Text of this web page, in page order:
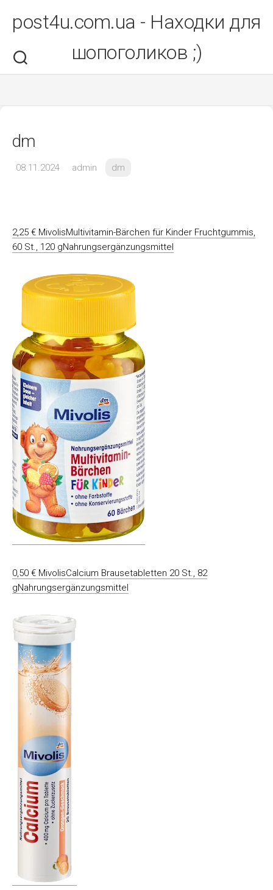
вмістуpost4u.com.ua - Находки для
шопоголиков ;)
dm
08.11.2024 admin dm
2,25 € MivolisMultivitamin-Bärchen für Kinder Fruchtgummis,
60 St., 120 gNahrungsergänzungsmittel
0,50 € MivolisCalcium Brausetabletten 20 St., 82
gNahrungsergänzungsmittel